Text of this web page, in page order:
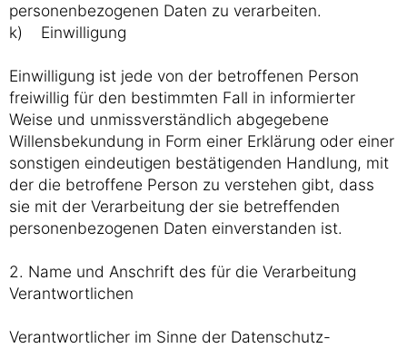
personenbezogenen Daten zu verarbeiten.
k) Einwilligung
Einwilligung ist jede von der betroffenen Person
freiwillig für den bestimmten Fall in informierter
Weise und unmissverständlich abgegebene
Willensbekundung in Form einer Erklärung oder einer
sonstigen eindeutigen bestätigenden Handlung, mit
der die betroffene Person zu verstehen gibt, dass
sie mit der Verarbeitung der sie betreffenden
personenbezogenen Daten einverstanden ist.
2. Name und Anschrift des für die Verarbeitung
Verantwortlichen
Verantwortlicher im Sinne der Datenschutz-